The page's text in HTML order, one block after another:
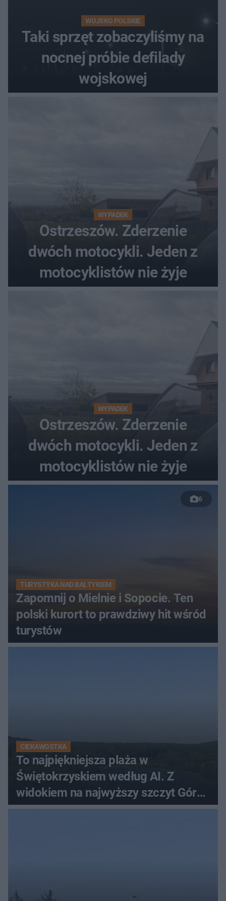
WOJSKO POLSKIE
Taki sprzęt zobaczyliśmy na
nocnej próbie defilady
wojskowej
WYPADEK
Ostrzeszów. Zderzenie
dwóch motocykli. Jeden z
motocyklistów nie żyje
WYPADEK
Ostrzeszów. Zderzenie
dwóch motocykli. Jeden z
motocyklistów nie żyje
6
TURYSTYKA NAD BAŁTYKIEM
Zapomnij o Mielnie i Sopocie. Ten
polski kurort to prawdziwy hit wśród
turystów
CIEKAWOSTKA
To najpiękniejsza plaża w
Świętokrzyskiem według AI. Z
widokiem na najwyższy szczyt Gór
Świętokrzyskich